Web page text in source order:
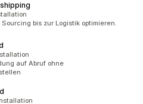
bis zur Logistik optimieren.
auf Abruf ohne